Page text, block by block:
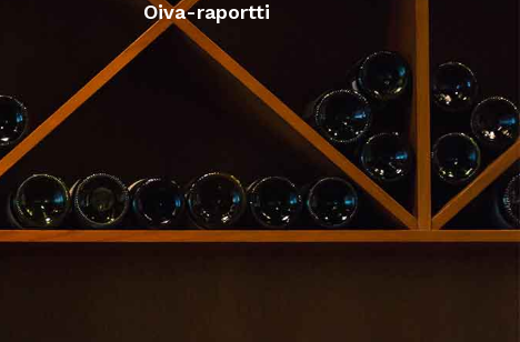
Oiva-raportti